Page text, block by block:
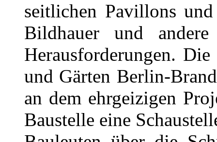
seitlichen Pavillons
Bildhauer und
Herausforderungen.
und Gärten Berlin-
an dem ehrgeizigen
Baustelle eine